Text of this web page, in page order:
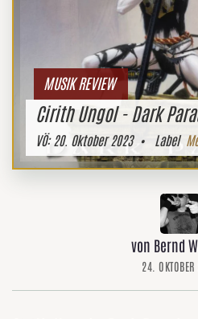
MUSIK REVIEW
Cirith Ungol - Dark
VÖ:20. Oktober 2023• Label
von Bernd
24.